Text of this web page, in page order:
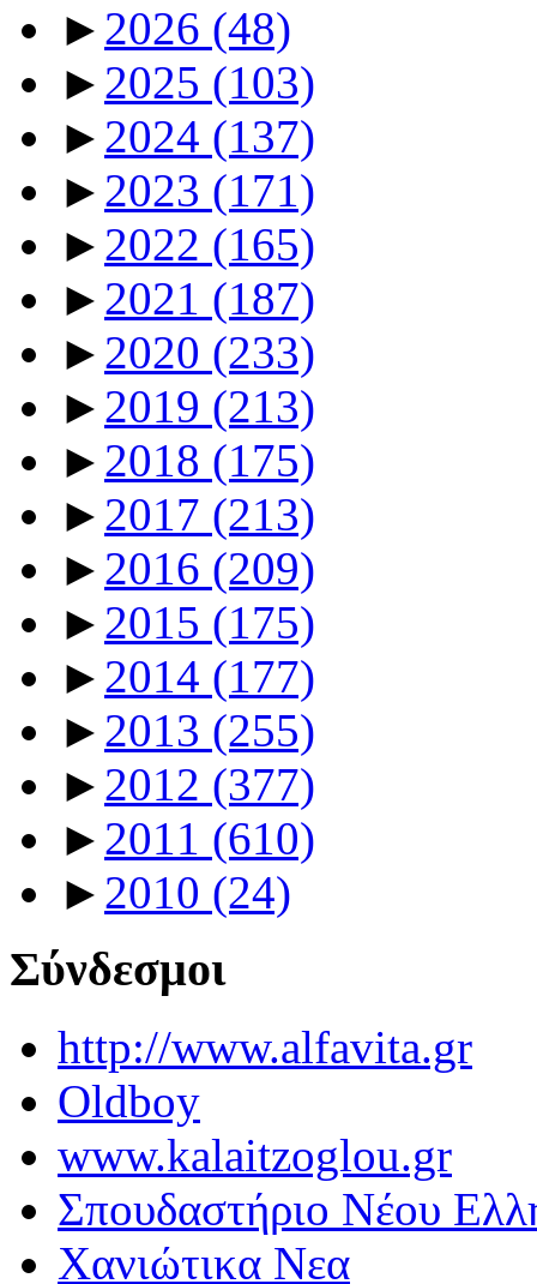
► 2026 (48)
► 2025 (103)
► 2024 (137)
► 2023 (171)
► 2022 (165)
► 2021 (187)
► 2020 (233)
► 2019 (213)
► 2018 (175)
► 2017 (213)
► 2016 (209)
► 2015 (175)
► 2014 (177)
► 2013 (255)
► 2012 (377)
► 2011 (610)
► 2010 (24)
Σύνδεσμοι
http://www.alfavita.gr
Oldboy
www.kalaitzoglou.gr
Σπουδαστήριο Νέου
Χανιώτικα Νεα